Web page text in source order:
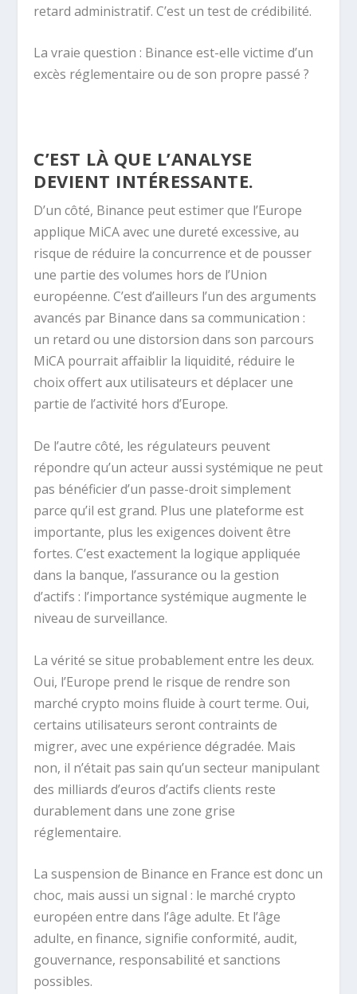
retard administratif. C’est un test de crédibilité.
La vraie question : Binance est-elle victime d’un
excès réglementaire ou de son propre passé ?
C’EST LÀ QUE L’ANALYSE
DEVIENT INTÉRESSANTE.
D’un côté, Binance peut estimer que l’Europe
applique MiCA avec une dureté excessive, au
risque de réduire la concurrence et de pousser
une partie des volumes hors de l’Union
européenne. C’est d’ailleurs l’un des arguments
avancés par Binance dans sa communication :
un retard ou une distorsion dans son parcours
MiCA pourrait affaiblir la liquidité, réduire le
choix offert aux utilisateurs et déplacer une
partie de l’activité hors d’Europe.
De l’autre côté, les régulateurs peuvent
répondre qu’un acteur aussi systémique ne peut
pas bénéficier d’un passe-droit simplement
parce qu’il est grand. Plus une plateforme est
importante, plus les exigences doivent être
fortes. C’est exactement la logique appliquée
dans la banque, l’assurance ou la gestion
d’actifs : l’importance systémique augmente le
niveau de surveillance.
La vérité se situe probablement entre les deux.
Oui, l’Europe prend le risque de rendre son
marché crypto moins fluide à court terme. Oui,
certains utilisateurs seront contraints de
migrer, avec une expérience dégradée. Mais
non, il n’était pas sain qu’un secteur manipulant
des milliards d’euros d’actifs clients reste
durablement dans une zone grise
réglementaire.
La suspension de Binance en France est donc un
choc, mais aussi un signal : le marché crypto
européen entre dans l’âge adulte. Et l’âge
adulte, en finance, signifie conformité, audit,
gouvernance, responsabilité et sanctions
possibles.